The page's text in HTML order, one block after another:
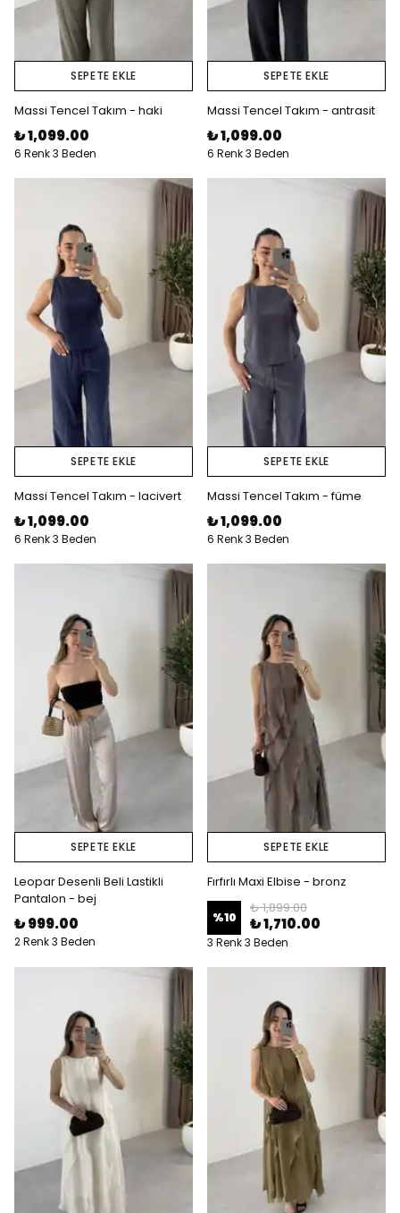
SEPETE EKLE
Massi Tencel Takım - haki
₺ 1,099.00
6 Renk 3 Beden
SEPETE EKLE
Massi Tencel Takım - antrasit
₺ 1,099.00
6 Renk 3 Beden
SEPETE EKLE
Massi Tencel Takım - lacivert
₺ 1,099.00
6 Renk 3 Beden
SEPETE EKLE
Massi Tencel Takım - füme
₺ 1,099.00
6 Renk 3 Beden
SEPETE EKLE
Leopar Desenli Beli Lastikli
Pantalon - bej
₺ 999.00
2 Renk 3 Beden
SEPETE EKLE
Fırfırlı Maxi Elbise - bronz
%10
₺ 1,899.00
₺ 1,710.00
3 Renk 3 Beden